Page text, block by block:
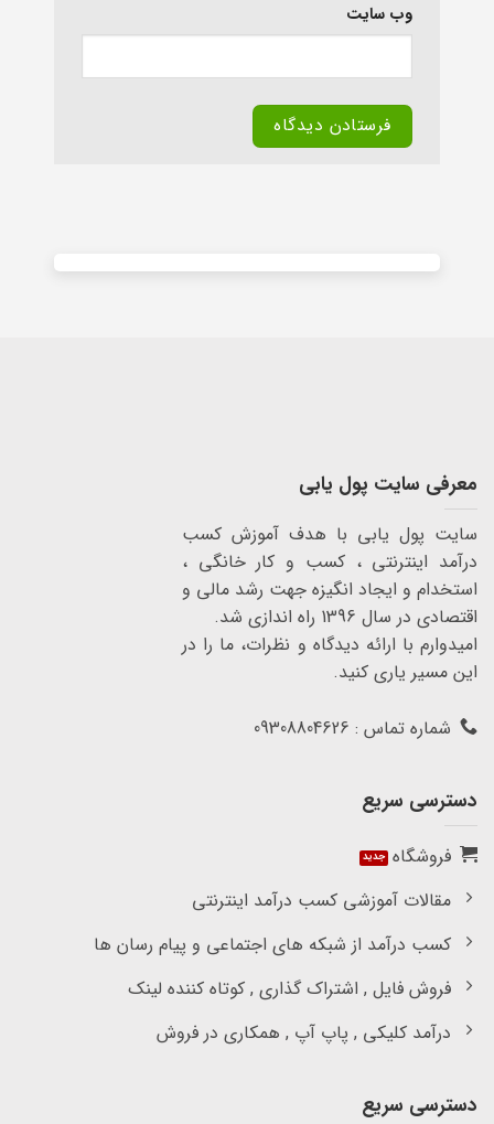
وب‌ سایت
معرفی سایت پول یابی
سایت پول یابی با هدف آموزش کسب
درآمد اینترنتی ، کسب و کار خانگی ،
استخدام و ایجاد انگیزه جهت رشد مالی و
اقتصادی در سال 1396 راه اندازی شد.
امیدوارم با ارائه دیدگاه و نظرات، ما را در
این مسیر یاری کنید.
شماره تماس : 09308804626
دسترسی سریع
فروشگاه
مقالات آموزشی کسب درآمد اینترنتی
کسب درآمد از شبکه های اجتماعی و پیام رسان ها
فروش فایل , اشتراک گذاری , کوتاه کننده لینک
درآمد کلیکی , پاپ آپ , همکاری در فروش
دسترسی سریع